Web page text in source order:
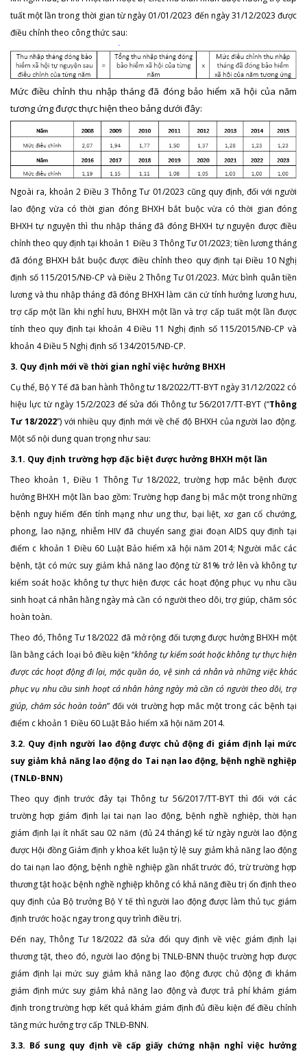
tuất một lần trong thời gian từ ngày 01/01/2023 đến ngày 31/12/2023 được
điều chỉnh theo công thức sau:
Mức điều chỉnh thu nhập tháng đã đóng bảo hiểm xã hội của năm
tương ứng được thực hiện theo bảng dưới đây:
Ngoài ra, khoản 2 Điều 3 Thông Tư 01/2023 cũng quy định, đối với người
lao động vừa có thời gian đóng BHXH bắt buộc vừa có thời gian đóng
BHXH tự nguyện thì thu nhập tháng đã đóng BHXH tự nguyện được điều
chỉnh theo quy định tại khoản 1 Điều 3 Thông Tư 01/2023; tiền lương tháng
đã đóng BHXH bắt buộc được điều chỉnh theo quy định tại Điều 10 Nghị
định số 115/2015/NĐ-CP và Điều 2 Thông Tư 01/2023. Mức bình quân tiền
lương và thu nhập tháng đã đóng BHXH làm căn cứ tính hưởng lương hưu,
trợ cấp một lần khi nghỉ hưu, BHXH một lần và trợ cấp tuất một lần được
tính theo quy định tại khoản 4 Điều 11 Nghị định số 115/2015/NĐ-CP và
khoản 4 Điều 5 Nghị định số 134/2015/NĐ-CP.
3. Quy định mới về thời gian nghỉ việc hưởng BHXH
Cụ thể, Bộ Y Tế đã ban hành Thông tư 18/2022/TT-BYT ngày 31/12/2022 có
hiệu lực từ ngày 15/2/2023 để sửa đổi Thông tư 56/2017/TT-BYT (“Thông
Tư 18/2022”) với nhiều quy định mới về chế độ BHXH của người lao động.
Một số nội dung quan trọng như sau:
3.1. Quy định trường hợp đặc biệt được hưởng BHXH một lần
Theo khoản 1, Điều 1 Thông Tư 18/2022, trường hợp mắc bệnh được
hưởng BHXH một lần bao gồm: Trường hợp đang bị mắc một trong những
bệnh nguy hiểm đến tính mạng như ung thư, bại liệt, xơ gan cổ chướng,
phong, lao nặng, nhiễm HIV đã chuyển sang giai đoạn AIDS quy định tại
điểm c khoản 1 Điều 60 Luật Bảo hiểm xã hội năm 2014; Người mắc các
bệnh, tật có mức suy giảm khả năng lao động từ 81% trở lên và không tự
kiểm soát hoặc không tự thực hiện được các hoạt động phục vụ nhu cầu
sinh hoạt cá nhân hằng ngày mà cần có người theo dõi, trợ giúp, chăm sóc
hoàn toàn.
Theo đó, Thông Tư 18/2022 đã mở rộng đối tượng được hưởng BHXH một
lần bằng cách loại bỏ điều kiện “không tự kiểm soát hoặc không tự thực hiện
được các hoạt động đi lại, mặc quần áo, vệ sinh cá nhân và những việc khác
phục vụ nhu cầu sinh hoạt cá nhân hàng ngày mà cần có người theo dõi, trợ
giúp, chăm sóc hoàn toàn” đối với trường hợp mắc một trong các bệnh tại
điểm c khoản 1 Điều 60 Luật Bảo hiểm xã hội năm 2014.
3.2. Quy định người lao động được chủ động đi giám định lại mức
suy giảm khả năng lao động do Tai nạn lao động, bệnh nghề nghiệp
(TNLĐ-BNN)
Theo quy định trước đây tại Thông tư 56/2017/TT-BYT thì đối với các
trường hợp giám định lại tai nạn lao động, bệnh nghề nghiệp, thời hạn
giám định lại ít nhất sau 02 năm (đủ 24 tháng) kể từ ngày người lao động
được Hội đồng Giám định y khoa kết luận tỷ lệ suy giảm khả năng lao động
do tai nạn lao động, bệnh nghề nghiệp gần nhất trước đó, trừ trường hợp
thương tật hoặc bệnh nghề nghiệp không có khả năng điều trị ổn định theo
quy định của Bộ trưởng Bộ Y tế thì người lao động được làm thủ tục giám
định trước hoặc ngay trong quy trình điều trị.
Đến nay, Thông Tư 18/2022 đã sửa đổi quy định về việc giám định lại
thương tật, theo đó, người lao động bị TNLĐ-BNN thuộc trường hợp được
giám định lại mức suy giảm khả năng lao động được chủ động đi khám
giám định mức suy giảm khả năng lao động và được trả phí khám giám
định trong trường hợp kết quả khám giám định đủ điều kiện để điều chỉnh
tăng mức hưởng trợ cấp TNLĐ-BNN.
3.3. Bổ sung quy định về cấp giấy chứng nhận nghỉ việc hưởng